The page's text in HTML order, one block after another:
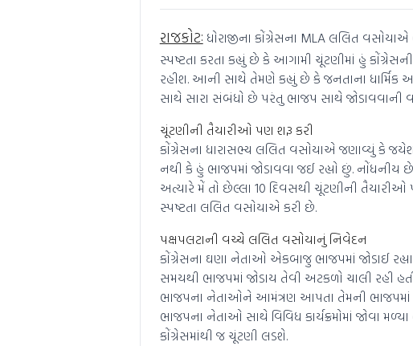
રાજકોટઃ ધોરાજીના કોંગ્રેસના MLA લલિત
સ્પષ્ટતા કરતા કહ્યું છે કે આગામી ચૂંટણીમાં હું
રહીશ. આની સાથે તેમણે કહ્યું છે કે જનતાના ધાર્મિક
સાથે સારા સંબંધો છે પરંતુ ભાજપ સાથે જોડાવવાની
ચૂંટણીની તૈયારીઓ પણ શરૂ કરી
કોંગ્રેસના ધારાસભ્ય લલિત વસોયાએ જણાવ્યું કે
નથી કે હું ભાજપમાં જોડાવવા જઈ રહ્યો છું. નોંધનીય
અત્યારે મેં તો છેલ્લા 10 દિવસથી ચૂંટણીની
સ્પષ્ટતા લલિત વસોયાએ કરી છે.
પક્ષપલટાની વચ્ચે લલિત વસોયાનું નિવેદન
કોંગ્રેસના ઘણા નેતાઓ એકબાજુ ભાજપમાં જોડાઈ
સમયથી ભાજપમાં જોડાય તેવી અટકળો ચાલી રહી
ભાજપના નેતાઓને આમંત્રણ આપતા તેમની ભાજપમાં
ભાજપના નેતાઓ સાથે વિવિધ કાર્યક્રમોમાં જોવા
કોંગ્રેસમાંથી જ ચૂંટણી લડશે.